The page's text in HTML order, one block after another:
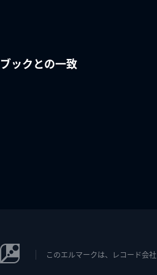
ブックとの一致
このエルマークは、レコード会